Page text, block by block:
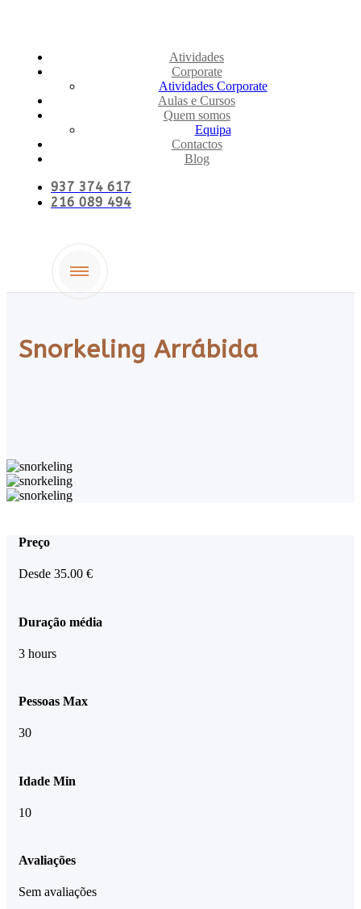
Atividades
Corporate
Atividades Corporate
Aulas e Cursos
Quem somos
Equipa
Contactos
Blog
937 374 617
216 089 494
Snorkeling Arrábida
Preço
Desde 35.00 €
Duração média
3 hours
Pessoas Max
30
Idade Min
10
Avaliações
Sem avaliações